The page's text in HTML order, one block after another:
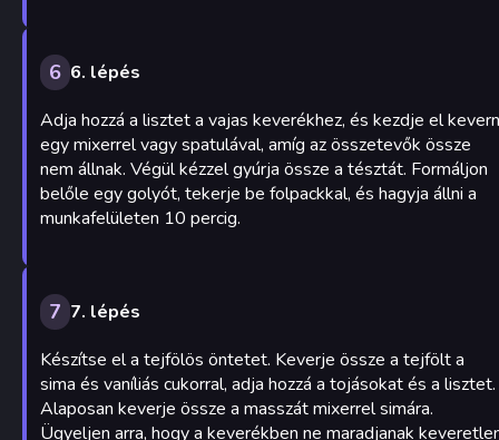
6 6. lépés
Adja hozzá a lisztet a vajas keverékhez, és kezdje el
egy mixerrel vagy spatulával, amíg az összetevők össze
nem állnak. Végül kézzel gyúrja össze a tésztát. Formáljon
belőle egy golyót, tekerje be folpackkal, és hagyja állni a
munkafelületen 10 percig.
7 7. lépés
Készítse el a tejfölös öntetet. Keverje össze a tejfölt a
sima és vaníliás cukorral, adja hozzá a tojásokat és a lisztet.
Alaposan keverje össze a masszát mixerrel simára.
Ügyeljen arra, hogy a keverékben ne maradjanak